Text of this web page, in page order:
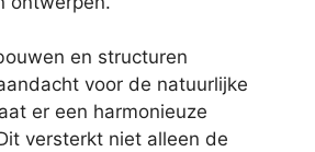
en structuren
voor de natuurlijke
er een harmonieuze
versterkt niet alleen de